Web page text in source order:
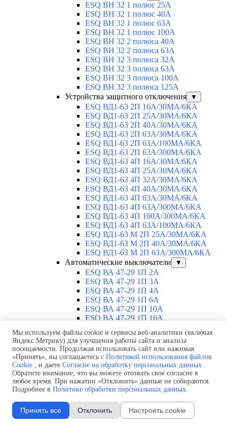
ESQ ВН 32 1 полюс 25А
ESQ ВН 32 1 полюс 40А
ESQ ВН 32 1 полюс 63А
ESQ ВН 32 1 полюс 100A
ESQ ВН 32 2 полюса 40А
ESQ ВН 32 2 полюса 63А
ESQ ВН 32 3 полюса 32А
ESQ ВН 32 3 полюса 63А
ESQ ВН 32 3 полюса 100А
ESQ ВН 32 3 полюса 125А
Устройства защитного отключения
▼
ESQ ВД1-63 2П 16А/30МА/6КА
ESQ ВД1-63 2П 25А/30МА/6КА
ESQ ВД1-63 2П 40А/30МА/6КА
ESQ ВД1-63 2П 63А/30МА/6КА
ESQ ВД1-63 2П 63А/100МА/6КА
ESQ ВД1-63 2П 63А/300МА/6КА
ESQ ВД1-63 4П 16А/30МА/6КА
ESQ ВД1-63 4П 25А/30МА/6КА
ESQ ВД1-63 4П 32А/30МА/6КА
ESQ ВД1-63 4П 40А/30МА/6КА
ESQ ВД1-63 4П 63А/30МА/6КА
ESQ ВД1-63 4П 63А/300МА/6КА
ESQ ВД1-63 4П 100А/300МА/6КА
ESQ ВД1-63 4П 63А/100MA/6КА
ESQ ВД1-63 M 2П 25А/30МА/6КА
ESQ ВД1-63 M 2П 40А/30МА/6КА
ESQ ВД1-63 M 2П 63А/300МА/6КА
Автоматические выключатели
▼
ESQ ВА 47-29 1П 2А
ESQ ВА 47-29 1П 3А
ESQ ВА 47-29 1П 4А
ESQ ВА 47-29 1П 6А
ESQ ВА 47-29 1П 10А
ESQ ВА 47-29 1П 16А
ESQ ВА 47-29 1П 25А
ESQ ВА 47-29 1П 32А
ESQ ВА 47-29 1П 40А
ESQ ВА 47-29 1П 50А
ESQ ВА 47-29 1П 63А
ESQ ВА 47-29 2П 1А
ESQ ВА 47-29 2П 2А
ESQ ВА 47-29 2П 3А
ESQ ВА 47-29 2П 4А
ESQ ВА 47-29 2П 6А
Мы используем файлы cookie и сервисы веб-аналитики (включая
Яндекс.Метрику) для улучшения работы сайта и анализа
посещаемости. Продолжая использовать сайт или нажимая
«Принять», вы соглашаетесь с Политикой использования файлов
Cookie , и даете Согласие на обработку персональных данных .
Обратите внимание, что вы можете отозвать свое согласие в
любое время. При нажатии «Отклонить» данные не собираются.
Подробнее в Политике обработки персональных данных.
Принять все Отклонить Настроить cookie